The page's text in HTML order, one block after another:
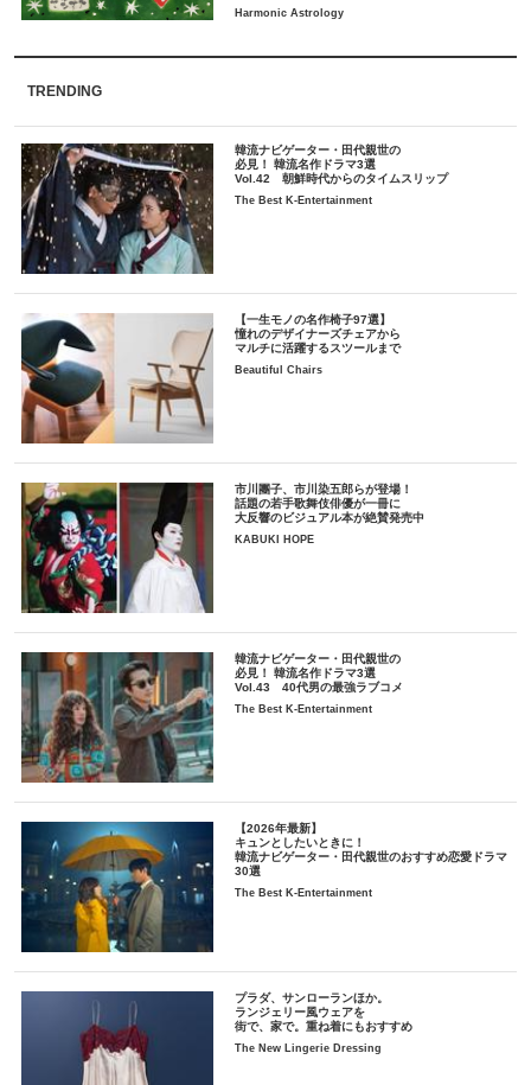
TRENDING
韓流ナビゲーター・田代親世の
必見！ 韓流名作ドラマ3選
Vol.42 朝鮮時代からのタイムスリップ
The Best K-Entertainment
【一生モノの名作椅子97選】
憧れのデザイナーズチェアから
マルチに活躍するスツールまで
Beautiful Chairs
市川團子、市川染五郎らが登場！
話題の若手歌舞伎俳優が一冊に
大反響のビジュアル本が絶賛発売中
KABUKI HOPE
韓流ナビゲーター・田代親世の
必見！ 韓流名作ドラマ3選
Vol.43 40代男の最強ラブコメ
The Best K-Entertainment
【2026年最新】
キュンとしたいときに！
韓流ナビゲーター・田代親世のおすすめ恋愛ドラマ
30選
The Best K-Entertainment
プラダ、サンローランほか。
ランジェリー風ウェアを
街で、家で。重ね着にもおすすめ
The New Lingerie Dressing